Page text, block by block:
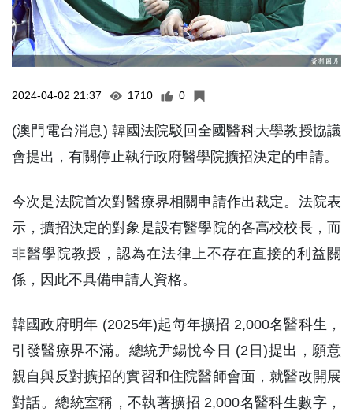
2024-04-02 21:37 1710 0
(澳門電台消息) 韓國法院駁回全國醫科大學教授協議
會提出，有關停止執行政府醫學院擴招決定的申請。
今次是法院首次對醫療界相關申請作出裁定。法院表
示，擴招決定的對象是設有醫學院的各高校校長，而
非醫學院教授，認為在法律上不存在直接的利益關
係，因此不具備申請人資格。
韓國政府明年 (2025年)起每年擴招 2,000名醫科生，
引發醫療界不滿。總統尹錫悅今日 (2日)提出，願意
親自與反對擴招的實習和住院醫師會面，就醫改開展
對話。總統室稱，不執著擴招 2,000名醫科生數字，